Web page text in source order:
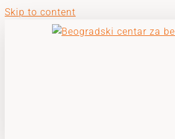
Skip to content